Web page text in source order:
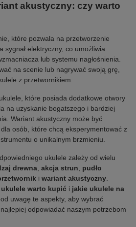
akustyczny: czy warto
które pozwala na przetworzenie
sygnał elektryczny, co umożliwia
lub systemu nagłośnienia.
na scenie lub nagrywać swoją grę,
z przetwornikiem.
które posiada dodatkowe otwory
na uzyskanie bogatszego i bardziej
Wariant akustyczny może być
osób, które chcą eksperymentować z
o unikalnym brzmieniu.
ukulele zależy od wielu
drewna, akcja strun, pudło
i wariant akustyczny.
ukulele warto kupić i jakie ukulele na
uwagę te aspekty, aby wybrać
odpowiadać naszym potrzebom